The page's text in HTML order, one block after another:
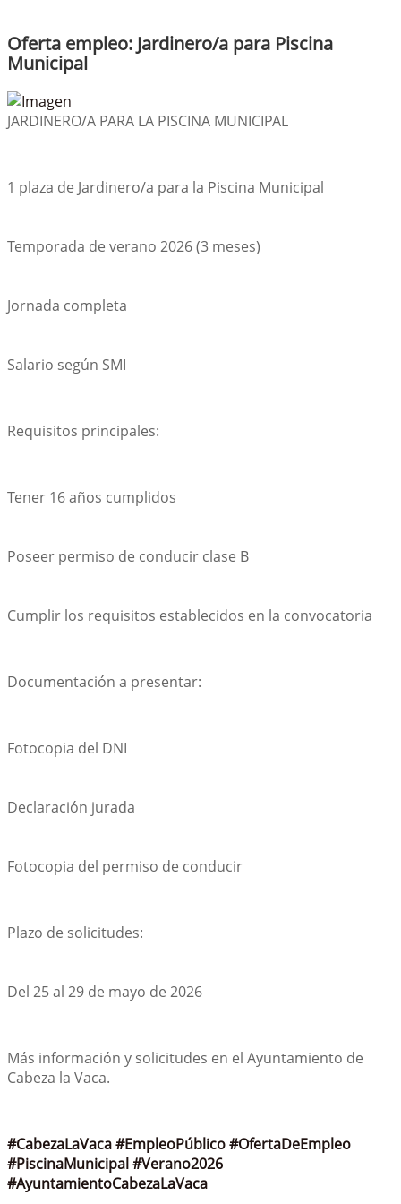
Oferta empleo: Jardinero/a para Piscina
Municipal
JARDINERO/A PARA LA PISCINA MUNICIPAL
1 plaza de Jardinero/a para la Piscina Municipal
Temporada de verano 2026 (3 meses)
Jornada completa
Salario según SMI
Requisitos principales:
Tener 16 años cumplidos
Poseer permiso de conducir clase B
Cumplir los requisitos establecidos en la convocatoria
Documentación a presentar:
Fotocopia del DNI
Declaración jurada
Fotocopia del permiso de conducir
Plazo de solicitudes:
Del 25 al 29 de mayo de 2026
Más información y solicitudes en el Ayuntamiento de
Cabeza la Vaca.
#CabezaLaVaca#EmpleoPúblico#OfertaDeEmpleo
#PiscinaMunicipal#Verano2026
#AyuntamientoCabezaLaVaca